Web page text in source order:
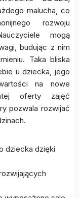
malucha, co
rozwoju
mogą
budując z nim
Taka bliska
u dziecka, jego
na nowe
oferty zajęć
pozwala rozwijać
dziecka dzięki